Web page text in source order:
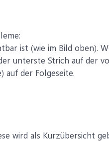
ist (wie im Bild oben).
unterste Strich auf der
auf der Folgeseite.
wird als Kurzübersicht